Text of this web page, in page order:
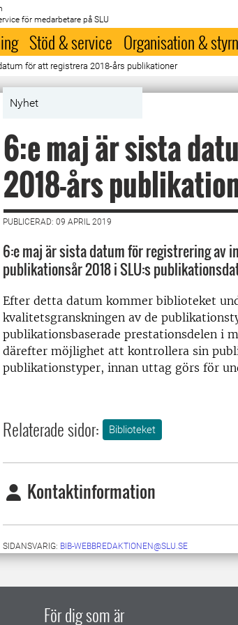
för medarbetare på SLU
Stöd & service Organisation &
för att registrera 2018-års publikationer
Nyhet
6:e maj är sista
2018-års
PUBLICERAD: 09 APRIL 2019
6:e maj är sista datum för registrering av
publikationsår 2018 i SLU:s
Efter detta datum kommer biblioteket
kvalitetsgranskningen av de
publikationsbaserade prestationsdelen i
därefter möjlighet att kontrollera sin
publikationstyper, innan uttag görs för
Relaterade sidor: Biblioteket
Kontaktinformation
SIDANSVARIG: BIB-WEBBREDAKTIONEN@SLU.SE
För dig som är